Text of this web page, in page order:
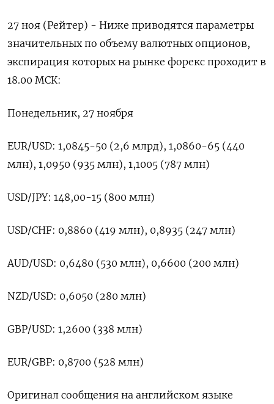
27 ноя (Рейтер) - Ниже приводятся параметры
значительных по объему валютных опционов,
экспирация которых на рынке форекс проходит в
18.00 МСК:
Понедельник, 27 ноября
EUR/USD: 1,0845-50 (2,6 млрд), 1,0860-65 (440
млн), 1,0950 (935 млн), 1,1005 (787 млн)
USD/JPY: 148,00-15 (800 млн)
USD/CHF: 0,8860 (419 млн), 0,8935 (247 млн)
AUD/USD: 0,6480 (530 млн), 0,6600 (200 млн)
NZD/USD: 0,6050 (280 млн)
GBP/USD: 1,2600 (338 млн)
EUR/GBP: 0,8700 (528 млн)
Оригинал сообщения на английском языке